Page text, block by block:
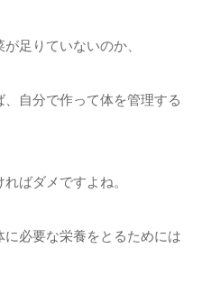
足りていないのか、
自分で作って体を管理する
ばダメですよね。
必要な栄養をとるためには